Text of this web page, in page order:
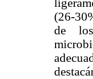
(26-
de los